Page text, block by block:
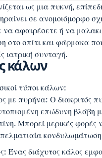
ως μια πυκνή,
σε ανομοιόμορφο
να αφαιρέσετε ή να
στο σπίτι και φάρμακα
ιατρική συνταγή.
κάλων
τύποι κάλων:
με πυρήνα: Ο διακριτός
επώδυνη βλάβη
Μπορεί μερικές φορές
Ένας διάχυτος κάλος